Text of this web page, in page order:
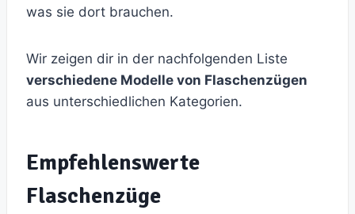
was sie dort brauchen.
Wir zeigen dir in der nachfolgenden Liste
verschiedene Modelle von Flaschenzügen
aus unterschiedlichen Kategorien.
Empfehlenswerte
Flaschenzüge